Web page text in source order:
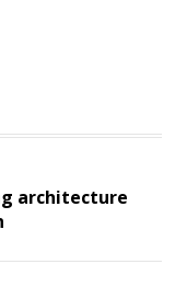
architecture